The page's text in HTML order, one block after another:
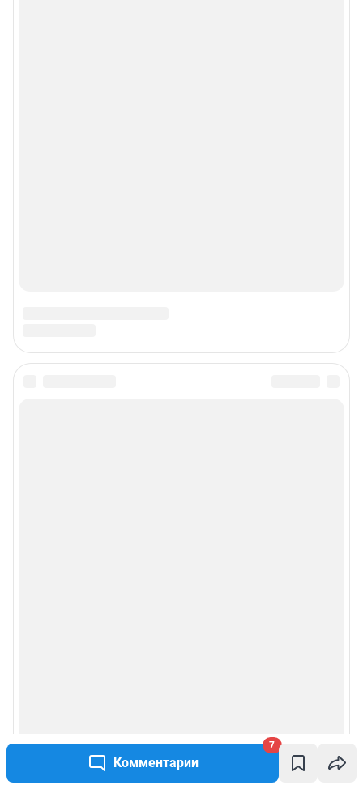
Комментарии
7